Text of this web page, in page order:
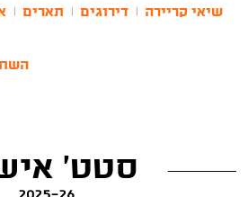
שיאי קריירה דירוגים תארים
סטט'